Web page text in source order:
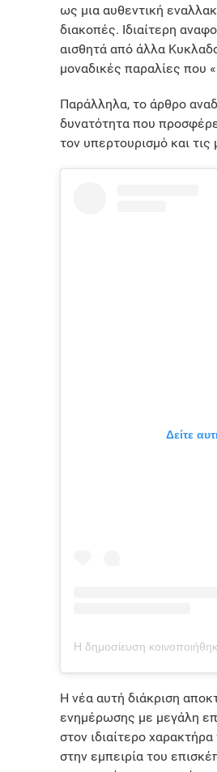
ως μια αυθεντική
διακοπές. Ιδιαίτερη
αισθητά από άλλα
μοναδικές παραλίες που
Παράλληλα, το άρθρο
δυνατότητα που
τον υπερτουρισμό και
Δείτε
Η νέα αυτή διάκριση
ενημέρωσης με μεγάλη
στον ιδιαίτερο
στην εμπειρία του